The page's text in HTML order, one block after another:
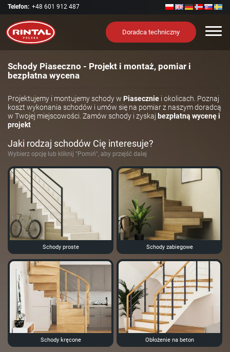
Telefon: +48 601 912 487
Doradca techniczny
Schody Piaseczno - Projekt i montaż, pomiar i
bezpłatna wycena
Projektujemy i montujemy schody w Piasecznie i okolicach. Poznaj
koszt wykonania schodów i umów się na pomiar z naszym doradcą
w Twojej miejscowości. Zamów schody i zyskaj bezpłatną wycenę i
projekt
Jaki rodzaj schodów Cię interesuje?
Wybierz opcję lub kliknij "Pomiń", aby przejść dalej
Schody proste Schody zabiegowe
Schody kręcone Obłożenie na beton